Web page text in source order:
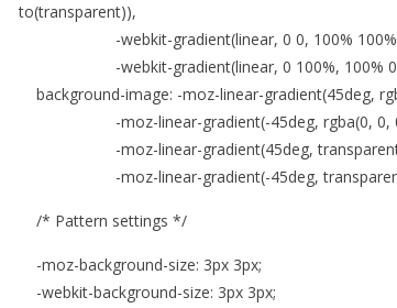
to(transparent)),
-webkit-gradient(linear, 0 0, 100% 100%,
-webkit-gradient(linear, 0 100%, 100% 0,
background-image: -moz-linear-gradient(45deg,
-moz-linear-gradient(-45deg, rgba(0, 0, 0,
-moz-linear-gradient(45deg, transparent
-moz-linear-gradient(-45deg, transparent
/* Pattern settings */
-moz-background-size: 3px 3px;
-webkit-background-size: 3px 3px;